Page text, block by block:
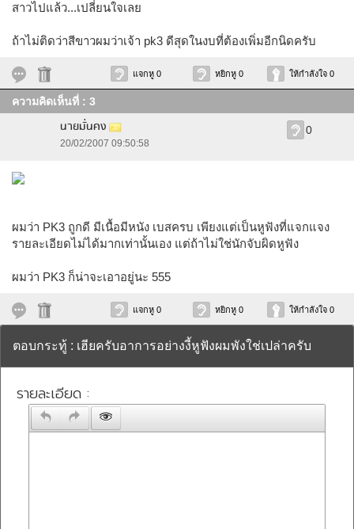
สาวไปแล้ว...เปลี่ยนใจเลย
ถ้าไม่ติดว่าสีขาวผมว่าเจ้า pk3 ดีสุดในงบที่ต้องเพิ่มอีกนิดครับ
แจกหู 0 หยิกหู 0 ให้กำลังใจ 0
ความคิดเห็นที่ : 3
นายมั่นคง
20/02/2007 09:50:58
0
ผมว่า PK3 ถูกดี มีเนื้อมีหนัง เบสครบ เพียงแต่เป็นหูฟังที่แจกแจง
รายละเอียดไม่ได้มากเท่านั้นเอง แต่ถ้าไม่ใช่นักจับผิดหูฟัง
ผมว่า PK3 ก็น่าจะเอาอยู่นะ 555
แจกหู 0 หยิกหู 0 ให้กำลังใจ 0
ตอบกระทู้ : เฮียครับอาการอย่างงี้หูฟังผมพังใช่เปล่าครับ
รายละเอียด :